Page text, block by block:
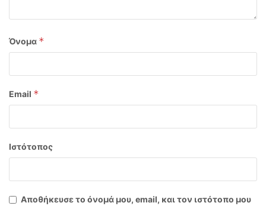
Όνομα *
Email *
Ιστότοπος
Αποθήκευσε το όνομά μου, email, και τον ιστότοπο μου